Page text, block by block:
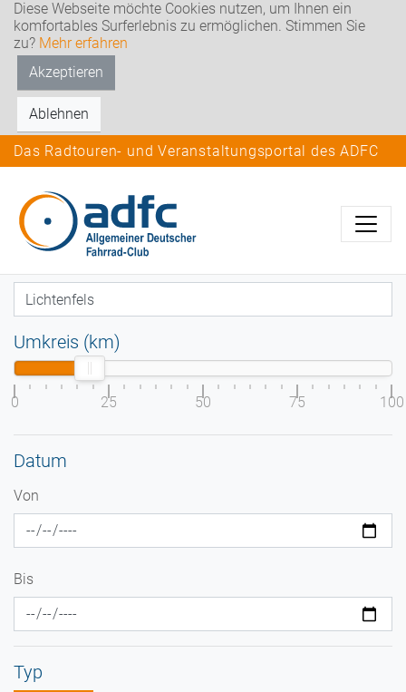
Diese Webseite möchte Cookies nutzen, um Ihnen ein
komfortables Surferlebnis zu ermöglichen. Stimmen Sie
zu? Mehr erfahren
Akzeptieren
Ablehnen
Das Radtouren- und Veranstaltungsportal des ADFC
Umkreis (km)
0 25 50 75 100
Datum
Von
Bis
Typ